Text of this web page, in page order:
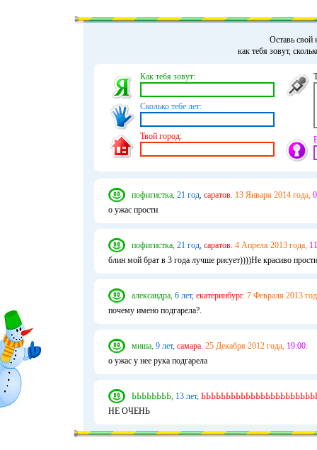
Оставь свой
как тебя зовут,
Как тебя зовут:
Сколько тебе лет:
Твой город:
пофигистка, 21 год, саратов. 13 Января 2014 года,
о ужас прости
пофигистка, 21 год, саратов. 4 Апреля 2013 года,
блин мой брат в 3 года лучше рисует))))Не красиво прости
александра, 6 лет, екатеринбург. 7 Февраля 2013
почему имено подгарела?.
миша, 9 лет, самара. 25 Декабря 2012 года, 19:00.
о ужас у нее рука подгарела
ЬЬЬЬЬЬЬЬ, 13 лет,
НЕ ОЧЕНЬ